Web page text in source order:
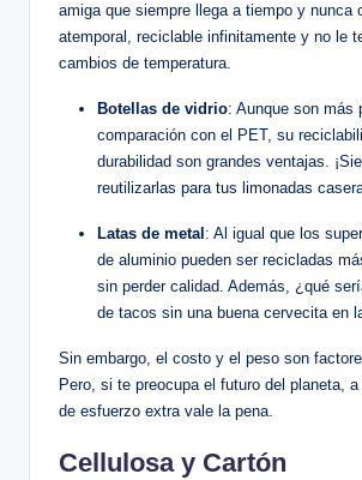
amiga que siempre llega⁣ a tiempo y ​nunca
atemporal, reciclable⁢ infinitamente y​ no le
cambios de⁣ temperatura.
Botellas⁢ de ‌vidrio: ​Aunque son ⁢más
comparación con el PET, su
durabilidad son ⁤grandes ⁣ventajas.⁢
reutilizarlas para ‍tus limonadas
Latas de ⁢metal : Al igual que los
de aluminio‍ pueden ser recicladas
sin perder ⁤calidad.⁣ Además, ¿qué
de tacos‌ sin⁢ una buena cervecita ‍en
Sin embargo, el costo y el peso son​
Pero, ‌si ​te preocupa el futuro del planeta,
de esfuerzo extra‍ vale la pena.
Cellulosa y Cartón